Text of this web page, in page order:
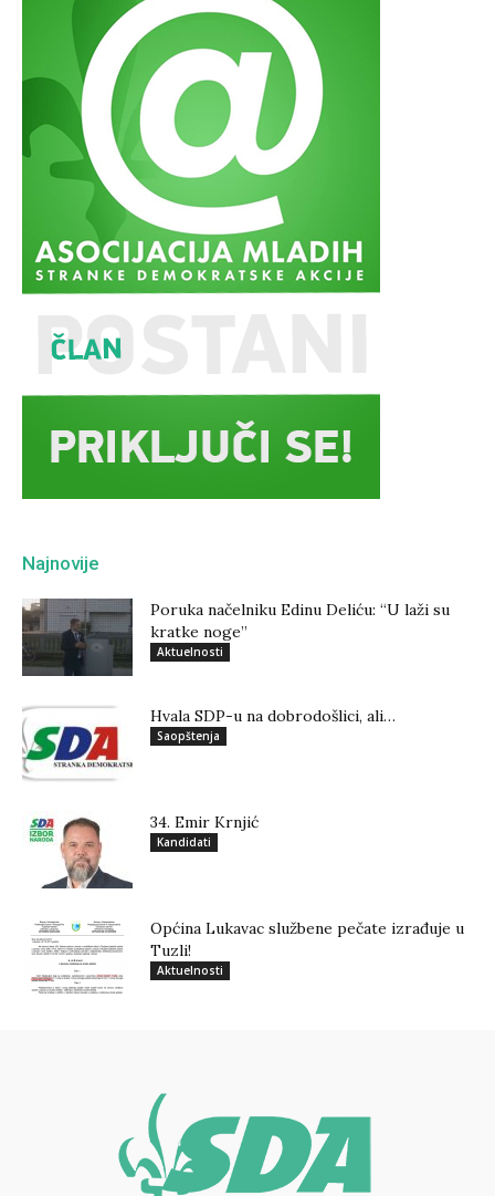
Najnovije
Poruka načelniku Edinu Deliću: “U laži su
kratke noge”
Aktuelnosti
Hvala SDP-u na dobrodošlici, ali…
Saopštenja
34. Emir Krnjić
Kandidati
Općina Lukavac službene pečate izrađuje u
Tuzli!
Aktuelnosti